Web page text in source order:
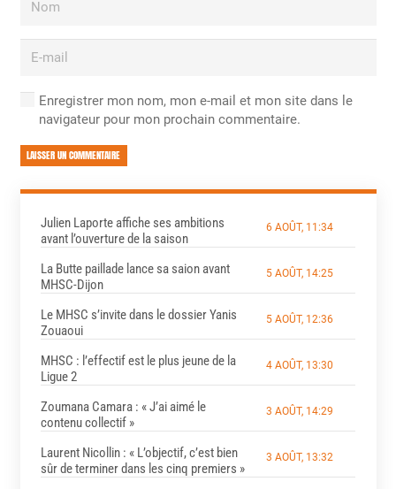
Enregistrer mon nom, mon e-mail et mon site dans le
navigateur pour mon prochain commentaire.
LAISSER UN COMMENTAIRE
Julien Laporte affiche ses ambitions
avant l’ouverture de la saison
6 AOÛT, 11:34
La Butte paillade lance sa saion avant
MHSC-Dijon
5 AOÛT, 14:25
Le MHSC s’invite dans le dossier Yanis
Zouaoui
5 AOÛT, 12:36
MHSC : l’effectif est le plus jeune de la
Ligue 2
4 AOÛT, 13:30
Zoumana Camara : « J’ai aimé le
contenu collectif »
3 AOÛT, 14:29
Laurent Nicollin : « L’objectif, c’est bien
sûr de terminer dans les cinq premiers »
3 AOÛT, 13:32